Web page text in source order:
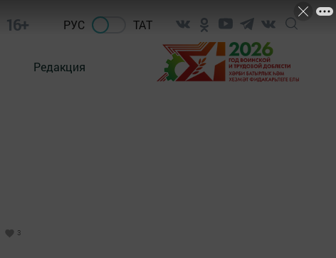
16+ РУС ТАТ
Редакция
3